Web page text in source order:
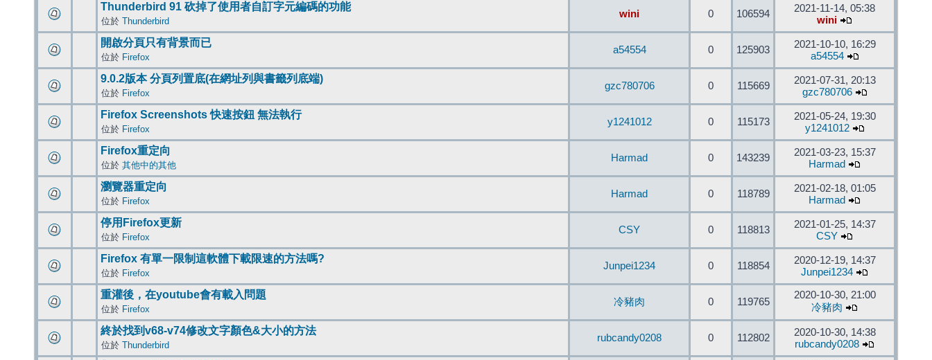
Thunderbird 91 砍掉了使用者自訂字元編碼的功能
位於 Thunderbird
wini 0 106594
2021-11-14, 05:38
wini
開啟分頁只有背景而已
位於 Firefox
a54554 0 125903
2021-10-10, 16:29
a54554
9.0.2版本 分頁列置底(在網址列與書籤列底端)
位於 Firefox
gzc780706 0 115669
2021-07-31, 20:13
gzc780706
Firefox Screenshots 快速按鈕 無法執行
位於 Firefox
y1241012 0 115173
2021-05-24, 19:30
y1241012
Firefox重定向
位於 其他中的其他
Harmad 0 143239
2021-03-23, 15:37
Harmad
瀏覽器重定向
位於 Firefox
Harmad 0 118789
2021-02-18, 01:05
Harmad
停用Firefox更新
位於 Firefox
CSY 0 118813
2021-01-25, 14:37
CSY
Firefox 有單一限制這軟體下載限速的方法嗎?
位於 Firefox
Junpei1234 0 118854
2020-12-19, 14:37
Junpei1234
重灌後，在youtube會有載入問題
位於 Firefox
冷豬肉 0 119765
2020-10-30, 21:00
冷豬肉
終於找到v68-v74修改文字顏色&大小的方法
位於 Thunderbird
rubcandy0208 0 112802
2020-10-30, 14:38
rubcandy0208